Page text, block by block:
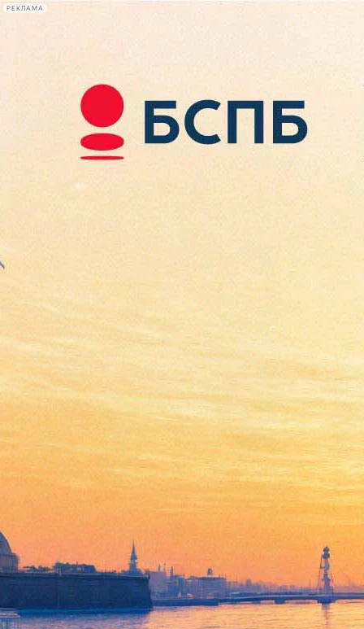
РЕКЛАМА
Сегодня:
2026.08.08
19:40
Афиша Plus
02 июля 2025, среда
Крепость «Корела» вошла в состав Выборгского
объединённого музея-заповедника — теперь ее
отреставрируют
Михаил Швыдкой: «Было бы куда честнее вернуться к